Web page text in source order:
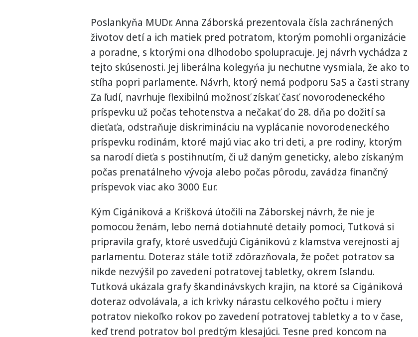
Poslankyňa MUDr. Anna Záborská prezentovala čísla zachránených
životov detí a ich matiek pred potratom, ktorým pomohli organizácie
a poradne, s ktorými ona dlhodobo spolupracuje. Jej návrh vychádza z
tejto skúsenosti. Jej liberálna kolegyńa ju nechutne vysmiala, že ako to
stíha popri parlamente. Návrh, ktorý nemá podporu SaS a časti strany
Za ľudí, navrhuje flexibilnú možnosť získať časť novorodeneckého
príspevku už počas tehotenstva a nečakať do 28. dňa po dožití sa
dieťaťa, odstraňuje diskrimináciu na vyplácanie novorodeneckého
príspevku rodinám, ktoré majú viac ako tri deti, a pre rodiny, ktorým
sa narodí dieťa s postihnutím, či už daným geneticky, alebo získaným
počas prenatálneho vývoja alebo počas pôrodu, zavádza finančný
príspevok viac ako 3000 Eur.
Kým Cigániková a Krišková útočili na Záborskej návrh, že nie je
pomocou ženám, lebo nemá dotiahnuté detaily pomoci, Tutková si
pripravila grafy, ktoré usvedčujú Cigánikovú z klamstva verejnosti aj
parlamentu. Doteraz stále totiž zdôrazňovala, že počet potratov sa
nikde nezvýšil po zavedení potratovej tabletky, okrem Islandu.
Tutková ukázala grafy škandinávskych krajin, na ktoré sa Cigániková
doteraz odvolávala, a ich krivky nárastu celkového počtu i miery
potratov niekoľko rokov po zavedení potratovej tabletky a to v čase,
keď trend potratov bol predtým klesajúci. Tesne pred koncom na